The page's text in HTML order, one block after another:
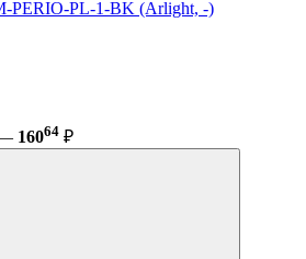
PERIO-PL-1-BK (Arlight, -)
— 16064 ₽